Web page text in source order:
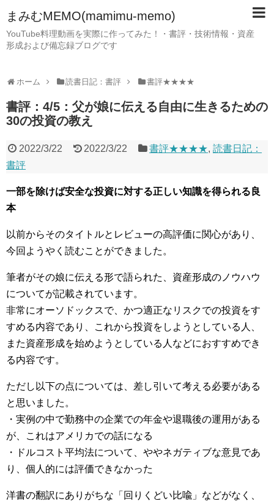
まみむMEMO(mamimu-memo)
YouTube料理動画を実際に作ってみた！・書評・技術情報・資産
形成および備忘録ブログです
ホーム 読書日記：書評 書評★★★★
書評：4/5：父が娘に伝える自由に生きるための
30の投資の教え
2022/3/22 2022/3/22 書評★★★★,読書日記：
書評
一部を除けば安全な投資に対する正しい知識を得られる良
本
以前からそのタイトルとレビューの高評価に関心があり、
今回ようやく読むことができました。
筆者がその娘に伝える形で語られた、資産形成のノウハウ
についてが記載されています。
非常にオーソドックスで、かつ適正なリスクでの投資をす
すめる内容であり、これから投資をしようとしている人、
また資産形成を始めようとしている人などにおすすめでき
る内容です。
ただし以下の点については、差し引いて考える必要がある
と思いました。
・実例の中で勤務中の企業での年金や退職後の運用がある
が、これはアメリカでの話になる
・ドルコスト平均法について、ややネガティブな意見であ
り、個人的には評価できなかった
洋書の翻訳にありがちな「回りくどい比喩」などがなく、